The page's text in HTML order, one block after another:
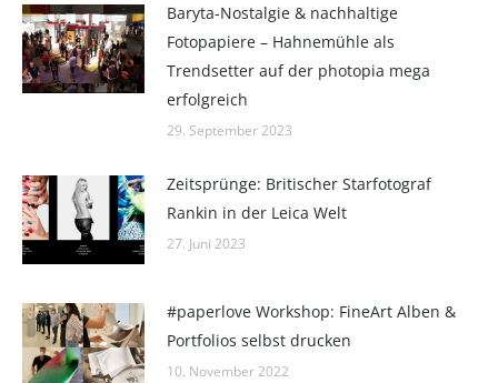
Baryta-Nostalgie & nachhaltige
Fotopapiere – Hahnemühle als
Trendsetter auf der photopia mega
erfolgreich
29. September 2023
Zeitsprünge: Britischer Starfotograf
Rankin in der Leica Welt
27. Juni 2023
#paperlove Workshop: FineArt Alben &
Portfolios selbst drucken
10. November 2022